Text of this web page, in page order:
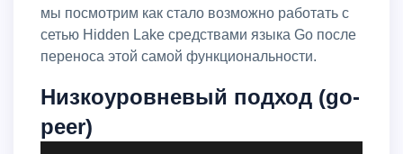
мы посмотрим как стало возможно работать с
сетью Hidden Lake средствами языка Go после
переноса этой самой функциональности.
Низкоуровневый подход (go-
peer)